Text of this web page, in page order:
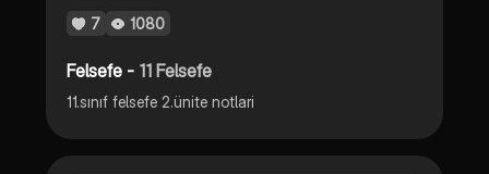
7 1080
Felsefe - 11 Felsefe
11.sınıf felsefe 2.ünite notlari